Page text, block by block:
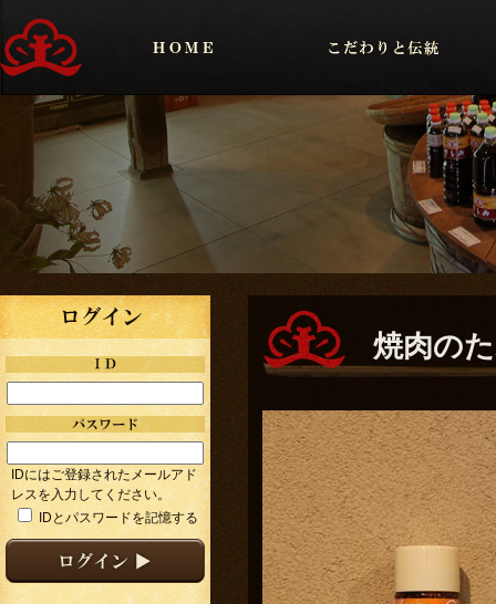
焼肉の
IDにはご登録されたメールアド
レスを入力してください。
IDとパスワードを記憶する